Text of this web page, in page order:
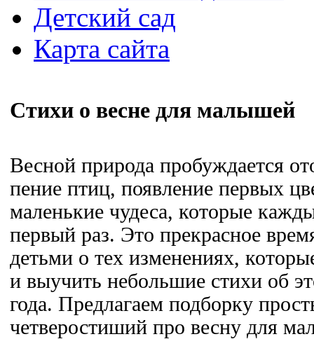
Детский сад
Карта сайта
Стихи о весне для малышей
Весной природа пробуждается
пение птиц, появление первых
маленькие чудеса, которые
первый раз. Это прекрасное
детьми о тех изменениях,
и выучить небольшие стихи об
года. Предлагаем подборку
четверостиший про весну для